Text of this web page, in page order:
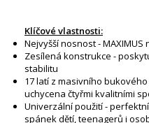
Klíčové vlastnosti:
Nejvyšší nosnost -
Zesílená konstrukce -
stabilitu
17 latí z masivního
uchycena čtyřmi kvalitními
Univerzální použití -
spánek dětí, teenagerů i